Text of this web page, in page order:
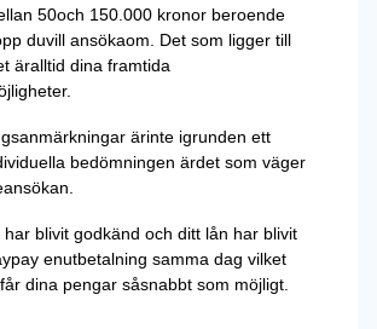
50och 150.000 kronor beroende
duvill ansökaom. Det som ligger till
äralltid dina framtida
ärinte igrunden ett
bedömningen ärdet som väger
blivit godkänd och ditt lån har blivit
enutbetalning samma dag vilket
dina pengar såsnabbt som möjligt.